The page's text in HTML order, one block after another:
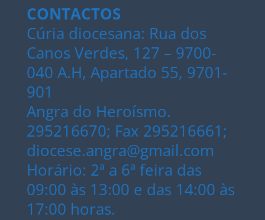
CONTACTOS
Cúria diocesana: Rua dos
Canos Verdes, 127 – 9700-
040 A.H, Apartado 55, 9701-
901
Angra do Heroísmo.
295216670; Fax 295216661;
diocese.angra@gmail.com
Horário: 2ª a 6ª feira das
09:00 às 13:00 e das 14:00 às
17:00 horas.